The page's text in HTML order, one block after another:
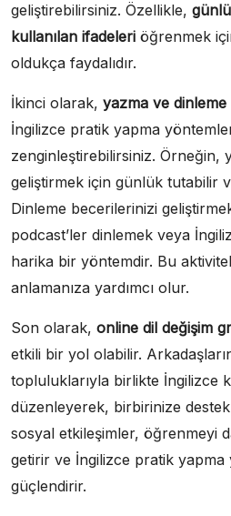
geliştirebilirsiniz. Özellikle,
kullanılan ifadeleri öğrenmek
oldukça faydalıdır.
İkinci olarak, yazma ve dinleme
İngilizce pratik yapma
zenginleştirebilirsiniz. Örneğin,
geliştirmek için günlük tutabilir
Dinleme becerilerinizi
podcast’ler dinlemek veya
harika bir yöntemdir. Bu
anlamanıza yardımcı olur.
Son olarak, online dil değişim
etkili bir yol olabilir.
topluluklarıyla birlikte İngilizce
düzenleyerek, birbirinize
sosyal etkileşimler, öğrenmeyi
getirir ve İngilizce pratik yapma
güçlendirir.